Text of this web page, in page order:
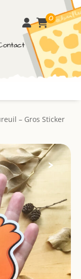
0
– Gros Sticker